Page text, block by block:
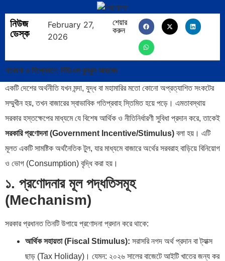
নিউজ
ডেস্ক
February 27,
2026
শেয়ার
করুন
গবেষণা ও বিশ্লেষণে: বিডিএস বুলবুল আহমেদ
একটি দেশের অর্থনীতি যখন মন্দা, যুদ্ধ বা মহামারির মতো কোনো অপ্রত্যাশিত সংকটের
সম্মুখীন হয়, তখন বাজারের স্বাভাবিক গতিপ্রবাহ স্তিমিত হয়ে পড়ে। এমতাবস্থায়
সরকার হস্তক্ষেপের মাধ্যমে যে বিশেষ আর্থিক ও নীতিনির্ধারণী সুবিধা প্রদান করে, তাকেই
সরকারি প্রণোদনা (Government Incentive/Stimulus) বলা হয়। এটি
মূলত একটি সামষ্টিক অর্থনৈতিক টুল, যার মাধ্যমে বাজারে অর্থের সরবরাহ বাড়িয়ে বিনিয়োগ
ও ভোগ (Consumption) বৃদ্ধি করা হয়।
১. প্রণোদনার মূল পদ্ধতিসমূহ
(Mechanism)
সরকার প্রধানত তিনটি উপায়ে প্রণোদনা প্রদান করে থাকে:
আর্থিক সহায়তা (Fiscal Stimulus): সরাসরি নগদ অর্থ প্রদান বা ট্যাক্স
ছাড় (Tax Holiday)। যেমন: ২০২৬ সালের বাজেটে আইটি খাতের জন্য কর